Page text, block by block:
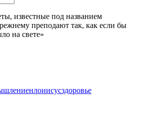
известные под названием
преподают так, как если бы
на свете»
нлоиисусздоровье